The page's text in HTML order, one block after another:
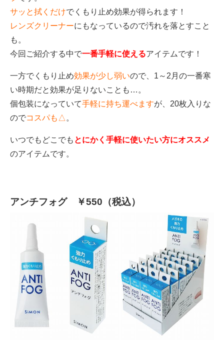
サッと拭くだけでくもり止め効果が得られます！
レンズクリーナーにもなっているので汚れを落とすこと
も。
今回ご紹介する中で一番手軽に使えるアイテムです！
一方でくもり止め効果が少し弱いので、1～2月の一番寒
い時期だと効果が足りないことも…。
個包装になっていて手軽に持ち運べますが、20枚入りな
のでコスパも△ 。
いつでもどこでも とにかく手軽に使いたい方にオススメ
のアイテムです。
アンチフォグ ￥550（税込）